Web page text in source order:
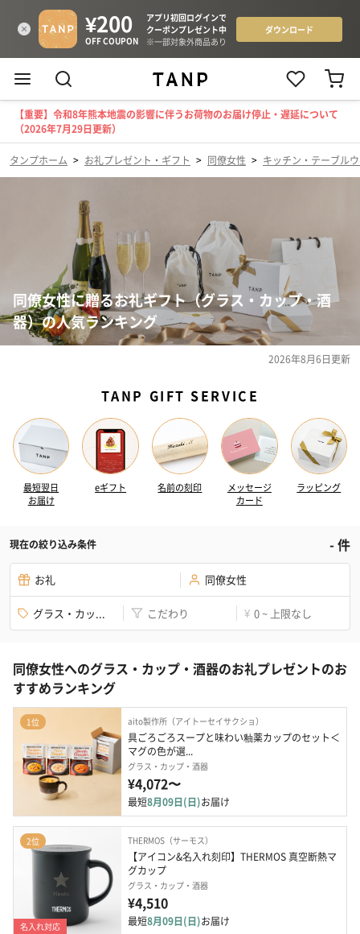
【重要】令和8年熊本地震の影響に伴うお荷物のお届け停止・遅延について
（2026年7月29日更新）
タンプホーム > お礼プレゼント・ギフト > 同僚女性 > キッチン・テーブル
同僚女性に贈るお礼ギフト（グラス・カップ・酒
器）の人気ランキング
2026年8月6日更新
TANP GIFT SERVICE
最短翌日
お届け
eギフト 名前の刻印
メッセージ
カード
ラッピング
現在の絞り込み条件 -件
お礼 同僚女性
グラス・カッ... こだわり ¥ 0 ~ 上限なし
同僚女性へのグラス・カップ・酒器のお礼プレゼントのお
すすめランキング
1位 aito製作所（アイトーセイサクショ）
具ごろごろスープと味わい釉薬カップのセット＜
マグの色が選...
グラス・カップ・酒器
¥4,072〜
最短8月09日(日)お届け
2位
名入れ対応
THERMOS（サーモス）
【アイコン&名入れ刻印】THERMOS 真空断熱マ
グカップ
グラス・カップ・酒器
¥4,510
最短8月09日(日)お届け